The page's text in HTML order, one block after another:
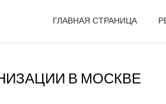
ГЛАВНАЯ СТРАНИЦА
В МОСКВЕ